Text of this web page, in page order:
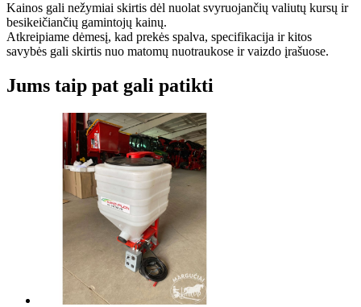
Kainos gali nežymiai skirtis dėl nuolat svyruojančių valiutų kursų ir
besikeičiančių gamintojų kainų.
Atkreipiame dėmesį, kad prekės spalva, specifikacija ir kitos
savybės gali skirtis nuo matomų nuotraukose ir vaizdo įrašuose.
Jums taip pat gali patikti